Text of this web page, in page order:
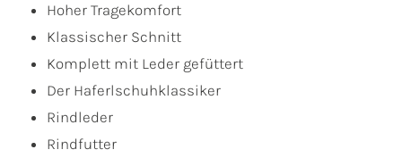
Hoher Tragekomfort
Klassischer Schnitt
Komplett mit Leder gefüttert
Der Haferlschuhklassiker
Rindleder
Rindfutter